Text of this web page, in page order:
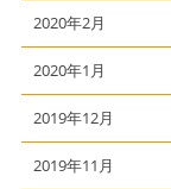
2020年2月
2020年1月
2019年12月
2019年11月